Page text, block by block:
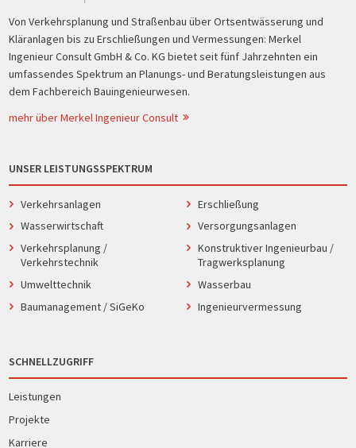
Von Verkehrsplanung und Straßenbau über Ortsentwässerung und
Kläranlagen bis zu Erschließungen und Vermessungen: Merkel
Ingenieur Consult GmbH & Co. KG bietet seit fünf Jahrzehnten ein
umfassendes Spektrum an Planungs- und Beratungsleistungen aus
dem Fachbereich Bauingenieurwesen.
mehr über Merkel Ingenieur Consult
UNSER LEISTUNGSSPEKTRUM
Verkehrsanlagen
Wasserwirtschaft
Verkehrsplanung /
Verkehrstechnik
Umwelttechnik
Baumanagement / SiGeKo
Erschließung
Versorgungsanlagen
Konstruktiver Ingenieurbau /
Tragwerksplanung
Wasserbau
Ingenieurvermessung
SCHNELLZUGRIFF
Leistungen
Projekte
Karriere